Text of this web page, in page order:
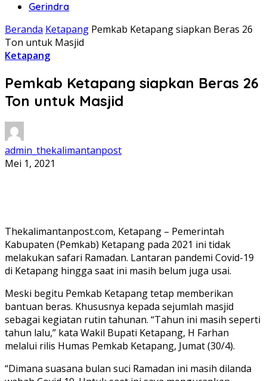
Gerindra
Beranda Ketapang Pemkab Ketapang siapkan Beras 26
Ton untuk Masjid
Ketapang
Pemkab Ketapang siapkan Beras 26
Ton untuk Masjid
admin_thekalimantanpost
Mei 1, 2021
Thekalimantanpost.com, Ketapang – Pemerintah
Kabupaten (Pemkab) Ketapang pada 2021 ini tidak
melakukan safari Ramadan. Lantaran pandemi Covid-19
di Ketapang hingga saat ini masih belum juga usai.
Meski begitu Pemkab Ketapang tetap memberikan
bantuan beras. Khususnya kepada sejumlah masjid
sebagai kegiatan rutin tahunan. “Tahun ini masih seperti
tahun lalu,” kata Wakil Bupati Ketapang, H Farhan
melalui rilis Humas Pemkab Ketapang, Jumat (30/4).
“Dimana suasana bulan suci Ramadan ini masih dilanda